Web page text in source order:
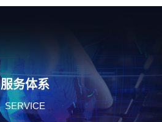
服务体系
SERVICE